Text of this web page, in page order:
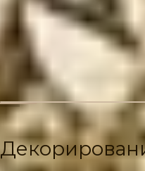
хотите чувствовать дома.